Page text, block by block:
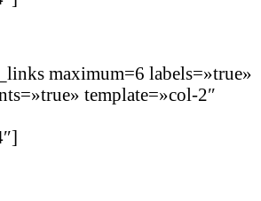
maximum=6 labels=»true»
template=»col-2″